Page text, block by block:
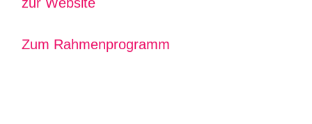
Zum Rahmenprogramm